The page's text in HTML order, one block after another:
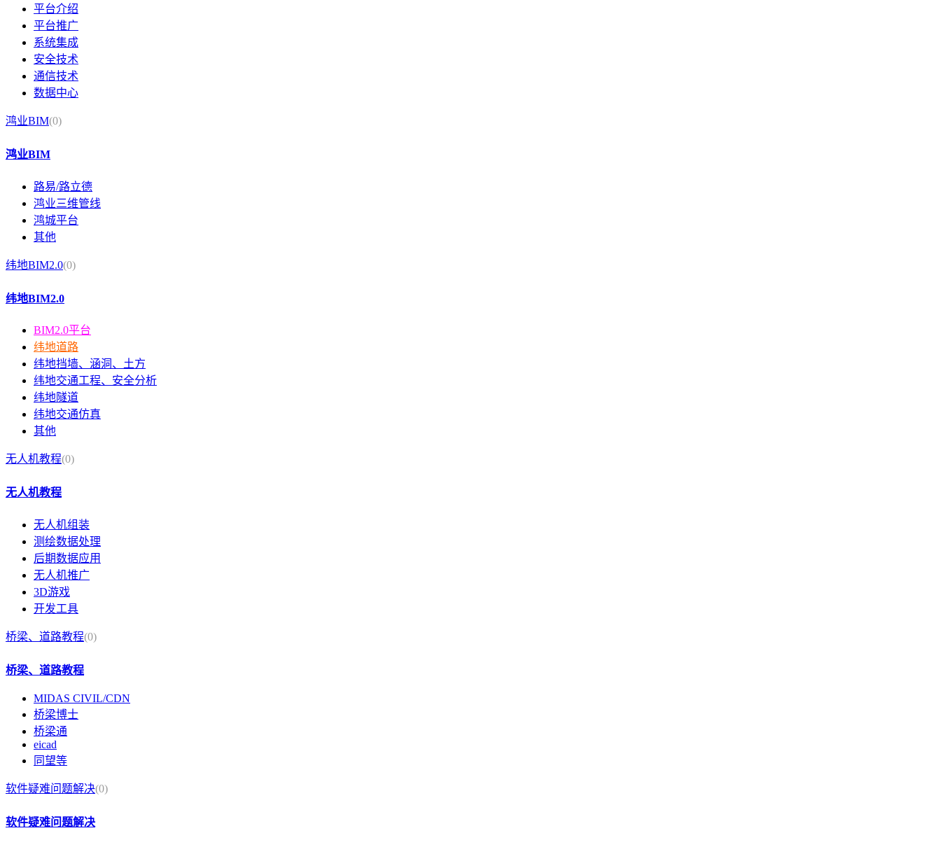
平台介绍
平台推广
系统集成
安全技术
通信技术
数据中心
鸿业BIM(0)
鸿业BIM
路易/路立德
鸿业三维管线
鸿城平台
其他
纬地BIM2.0(0)
纬地BIM2.0
BIM2.0平台
纬地道路
纬地挡墙、涵洞、土方
纬地交通工程、安全分析
纬地隧道
纬地交通仿真
其他
无人机教程(0)
无人机教程
无人机组装
测绘数据处理
后期数据应用
无人机推广
3D游戏
开发工具
桥梁、道路教程(0)
桥梁、道路教程
MIDAS CIVIL/CDN
桥梁博士
桥梁通
eicad
同望等
软件疑难问题解决(0)
软件疑难问题解决